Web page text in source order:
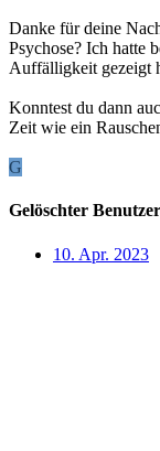
Danke für deine
Psychose? Ich hatte
Auffälligkeit gezeigt
Konntest du dann
Zeit wie ein
G
Gelöschter
10. Apr. 2023